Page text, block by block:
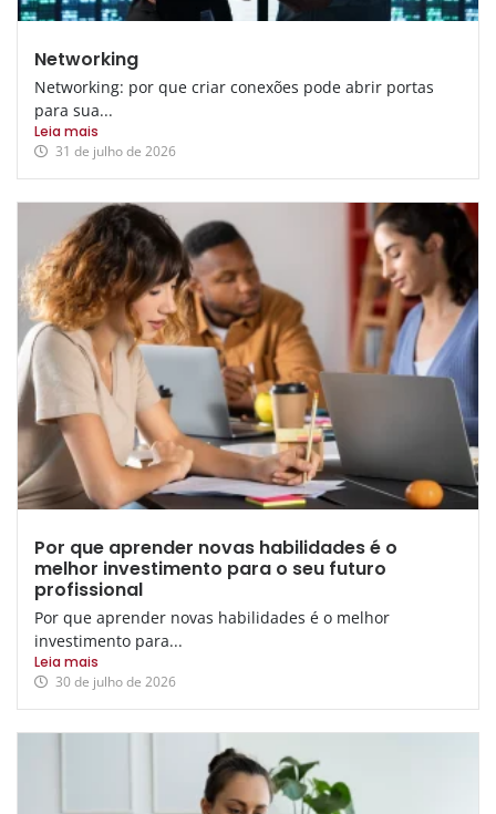
Networking
Networking: por que criar conexões pode abrir portas
para sua...
Leia mais
31 de julho de 2026
Por que aprender novas habilidades é o
melhor investimento para o seu futuro
profissional
Por que aprender novas habilidades é o melhor
investimento para...
Leia mais
30 de julho de 2026